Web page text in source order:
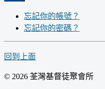
忘記你的帳號？
忘記你的密碼？
回到上面
© 2026 荃灣基督徒聚會所